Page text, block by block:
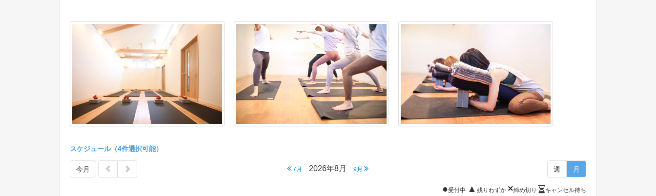
スケジュール（4件選択可能）
今月 7月 2026年8月 9月 週 月
●受付中 ▲ 残りわずか ×締め切り キャンセル待ち